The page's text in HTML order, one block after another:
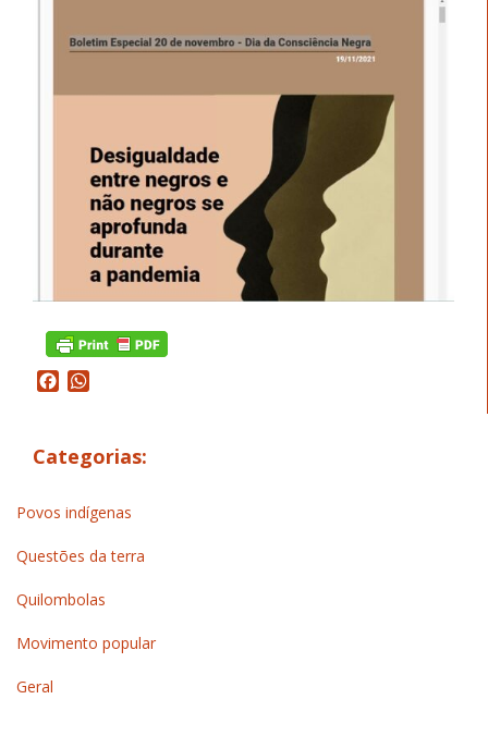
Facebook
Categorias:
Povos indígenas
Questões da terra
Quilombolas
Movimento popular
Geral